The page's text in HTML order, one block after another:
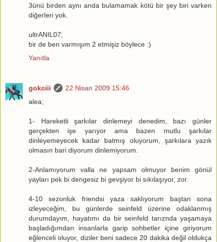
3ünü birden aynı anda bulamamak kötü bir şey biri varken
diğerleri yok.
ultrANIL07;
bir de ben varmışım 2 etmişiz böylece :)
Yanıtla
gokciii
22 Nisan 2009 15:46
alea;
1- Hareketli şarkılar dinlemeyi denedim, bazı günler
gerçekten işe yarıyor ama bazen mutlu şarkılar
dinleyemeyecek kadar batmış oluyorum, şarkılara yazık
olmasın bari diyorum dinlemiyorum.
2-Anlamıyorum valla ne yapsam olmuyor benim gönül
yayları pek bi dengesiz bi gevşiyor bi sıkılaşıyor, zor.
4-10 sezonluk friendsi yaza saklıyorum baştan sona
izleyeceğim, bu günlerde seinfeld üzerine odaklanmış
durumdayım, hayatımı da bir seinfeld tarıznda yaşamaya
başladığımdan insanlarla garip sohbetler içine giriyorum
eğlenceli oluyor, diziler beni sadece 20 dakika değil oldukça